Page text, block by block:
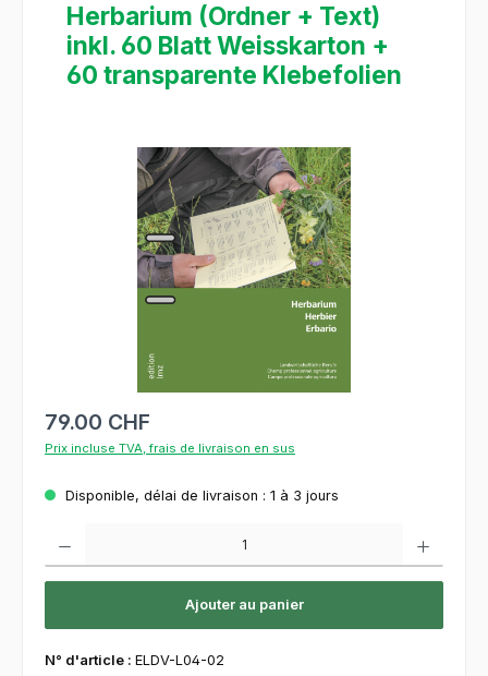
Herbarium (Ordner + Text)
inkl. 60 Blatt Weisskarton +
60 transparente Klebefolien
Ignorer la galerie d'images
79.00 CHF
Prix incluse TVA, frais de livraison en sus
Disponible, délai de livraison : 1 à 3 jours
Ajouter au panier
N° d'article : ELDV-L04-02